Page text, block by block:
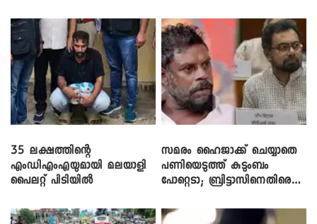
35 ലക്ഷത്തിന്റെ
എംഡിഎംഎയുമായി മലയാളി
പൈലറ്റ് പിടിയിൽ
സമരം ഹൈജാക്ക് ചെയ്യാതെ
പണിയെടുത്ത് കുടുംബം
പോറ്റെടാ; ബ്രിട്ടാസിനെതിരെ